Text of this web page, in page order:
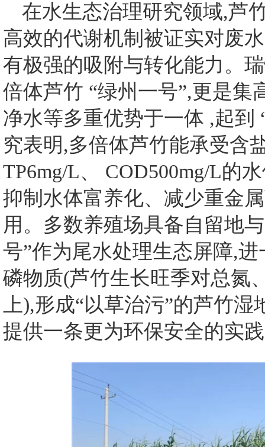
在水生态治理研究领域,芦
高效的代谢机制被证实对废
有极强的吸附与转化能力。
倍体芦竹 “绿州一号”,更是集
净水等多重优势于一体 ,起到
究表明,多倍体芦竹能承受含
TP6mg/L、 COD500mg/L的
抑制水体富养化、减少重金
用。多数养殖场具备自留地
号”作为尾水处理生态屏障,
磷物质(芦竹生长旺季对总氮
上),形成“以草治污”的芦竹
提供一条更为环保安全的实